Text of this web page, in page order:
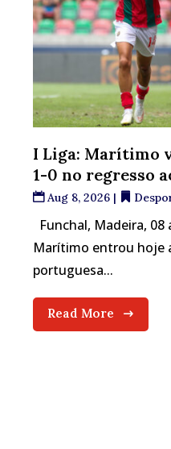
I Liga: Marítimo
1-0 no regresso
Aug 8, 2026 |
Funchal, Madeira, 08
Marítimo entrou hoje
portuguesa...
Read More